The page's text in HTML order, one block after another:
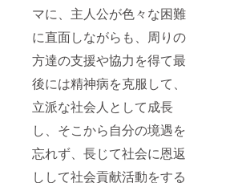
マに、主人公が色々な困難
に直面しながらも、周りの
方達の支援や協力を得て最
後には精神病を克服して、
立派な社会人として成長
し、そこから自分の境遇を
忘れず、長じて社会に恩返
しして社会貢献活動をする